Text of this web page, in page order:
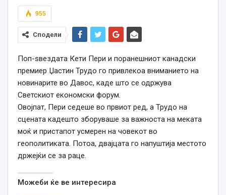
955
Сподели
Поп-ѕвездата Кети Пери и поранешниот канадски
премиер Џастин Трудо го привлекоа вниманието на
новинарите во Давос, каде што се одржува
Светскиот економски форум.
Овојпат, Пери седеше во првиот ред, а Трудо на
сцената кадешто зборуваше за важноста на меката
моќ и пристапот усмерен на човекот во
геополитиката. Потоа, двајцата го напуштија местото
држејќи се за раце.
Можеби ќе ве интересира